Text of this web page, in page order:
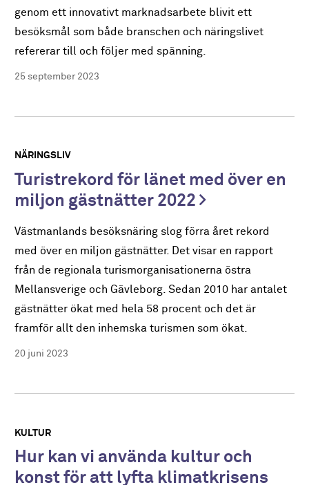
genom ett innovativt marknadsarbete blivit ett
besöksmål som både branschen och näringslivet
refererar till och följer med spänning.
25 september 2023
NÄRINGSLIV
Turistrekord för länet med över en
miljon gästnätter 2022
Västmanlands besöksnäring slog förra året rekord
med över en miljon gästnätter. Det visar en rapport
från de regionala turismorganisationerna östra
Mellansverige och Gävleborg. Sedan 2010 har antalet
gästnätter ökat med hela 58 procent och det är
framför allt den inhemska turismen som ökat.
20 juni 2023
KULTUR
Hur kan vi använda kultur och
konst för att lyfta klimatkrisens